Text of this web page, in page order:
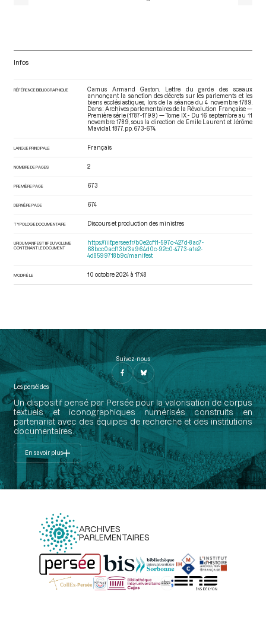
Infos
RÉFÉRENCE BIBLIOGRAPHIQUE
Camus Armand Gaston. Lettre du garde des sceaux
annonçant la sanction des décrets sur les parlements et les
biens ecclésiastiques, lors de la séance du 4 novembre 1789.
Dans : Archives parlementaires de la Révolution Française —
Première série (1787-1799) — Tome IX - Du 16 septembre au 11
novembre 1789 , sous la direction de Emile Laurent et Jérôme
Mavidal. 1877. pp. 673-674.
LANGUE PRINCIPALE Français
NOMBRE DE PAGES 2
PREMIÈRE PAGE 673
DERNIÈRE PAGE 674
TYPOLOGIE DOCUMENTAIRE Discours et production des ministres
URI DU MANIFEST IIIF DU VOLUME
CONTENANT LE DOCUMENT
https://iiif.persee.fr/b0e2cf11-597c-427d-8ac7-
68bcc0acf13b/3a964d0c-92c0-4773-a1e2-
4d8599718b9c/manifest
MODIFIÉ LE 10 octobre 2024 à 17:48
Suivez-nous
Les perséides
Un dispositif pensé par Persée pour la valorisation de corpus
textuels et iconographiques numérisés construits en
partenariat avec des équipes de recherche et des institutions
documentaires.
En savoir plus
ARCHIVES
PARLEMENTAIRES